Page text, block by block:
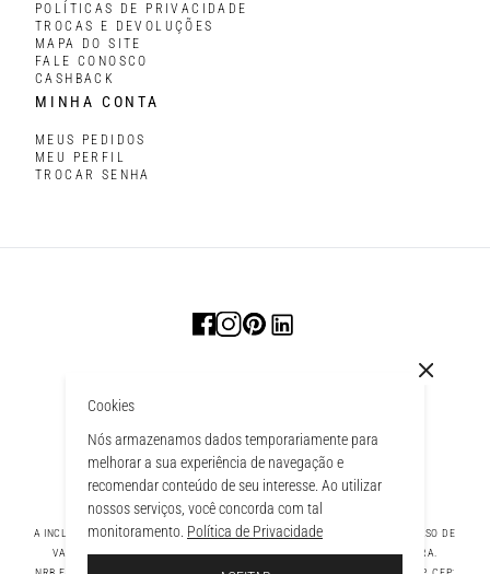
Cookies
Nós armazenamos dados temporariamente para
melhorar a sua experiência de navegação e
recomendar conteúdo de seu interesse. Ao utilizar
nossos serviços, você concorda com tal
monitoramento. Política de Privacidade
POLÍTICAS DE PRIVACIDADE
TROCAS E DEVOLUÇÕES
MAPA DO SITE
FALE CONOSCO
CASHBACK
MINHA CONTA
MEUS PEDIDOS
MEU PERFIL
TROCAR SENHA
A INCLUSÃO DE UM PRODUTO NA SACOLA NÃO GARANTE SEU PREÇO. EM CASO DE
VARIAÇÃO, PREVALECERÁ O PREÇO VIGENTE NA FINALIZAÇÃO DA COMPRA.